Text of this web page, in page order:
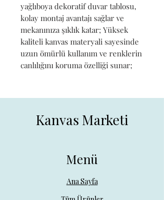
yağlıboya dekoratif duvar tablosu,
kolay montaj avantajı sağlar ve
mekanınıza şıklık katar; Yüksek
kaliteli kanvas materyali sayesinde
uzun ömürlü kullanım ve renklerin
canlılığını koruma özelliği sunar;
Kanvas Marketi
Menü
Ana Sayfa